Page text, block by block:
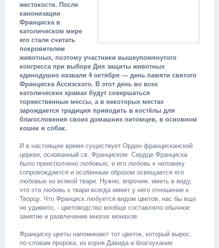
жестокости. После
канонизации
Франциска в
католическом мире
его стали считать
покровителем
животных, поэтому участники вышеупомянутого
конгресса при выборе Дня защиты животных
единодушно назвали 4 октября — день памяти святого
Франциска Ассизского. В этот день во всех
католических храмах будут совершаться
торжественные мессы, а в некоторых местах
зарождается традиция приводить в костёлы для
благословения своих домашних питомцев, в основном
кошек и собак.
И в настоящее время существует Орден францисканской
церкви, основанный св. Франциском. Сердце Франциска
было преисполнено любовью, и его любовь к человеку
сопровождается и особенным образом освещается его
любовью ко всякой твари. Нужно, впрочем, иметь в виду,
что эта любовь к твари всегда имеет у него отношение к
Творцу. Что Франциск любуется видом цветов, нас бы еще
не удивило, - цветоводство вообще составляло обычное
занятие и развлечение многих монахов.
Франциску цветы напоминают тот цветок, который вырос,
по словам пророка, из корня Давида и благоухание